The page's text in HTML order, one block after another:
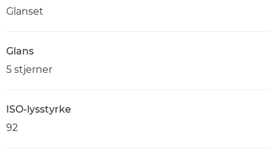
Glanset
Glans
5 stjerner
ISO-lysstyrke
92